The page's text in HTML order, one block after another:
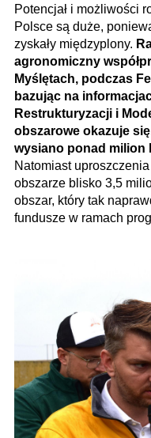
Potencjał i możliwości
Polsce są duże,
zyskały międzyplony.
agronomiczny
Myślętach, podczas
bazując na
Restrukturyzacji i
obszarowe okazuje
wysiano ponad milion
Natomiast
obszarze blisko 3,5
obszar, który tak
fundusze w ramach